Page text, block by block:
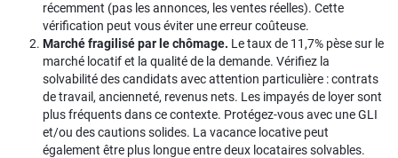
récemment (pas les annonces, les ventes réelles). Cette
vérification peut vous éviter une erreur coûteuse.
Marché fragilisé par le chômage. Le taux de 11,7% pèse sur le
marché locatif et la qualité de la demande. Vérifiez la
solvabilité des candidats avec attention particulière : contrats
de travail, ancienneté, revenus nets. Les impayés de loyer sont
plus fréquents dans ce contexte. Protégez-vous avec une GLI
et/ou des cautions solides. La vacance locative peut
également être plus longue entre deux locataires solvables.